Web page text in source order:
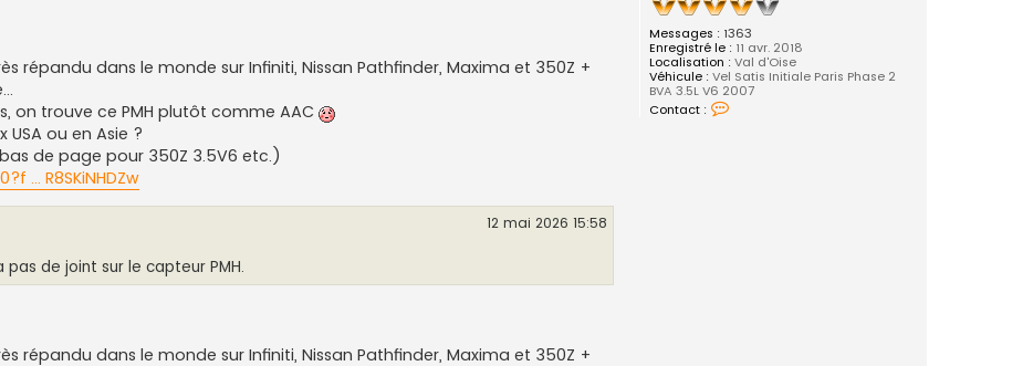
Messages : 1363
Enregistré le : 11 avr. 2018
Localisation : Val d'Oise
Véhicule : Vel Satis Initiale Paris Phase 2
BVA 3.5L V6 2007
Contact :
répandu dans le monde sur Infiniti, Nissan Pathfinder, Maxima et 350Z +
on trouve ce PMH plutôt comme AAC
ou en Asie ?
de page pour 350Z 3.5V6 etc.)
... R8SKiNHDZw
12 mai 2026 15:58
de joint sur le capteur PMH.
répandu dans le monde sur Infiniti, Nissan Pathfinder, Maxima et 350Z +